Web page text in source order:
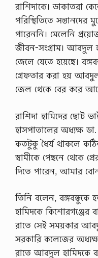
রাশিদাকে। ডাকাতরা
পরিস্থিতিতে
পারেননি। মেলেনি
জীবন-সংগ্রাম। আবদুল
জেলে যেতে হয়েছে।
গ্রেফতার করা হয়
জেল থেকে বের করে
রাশিদা হামিদের ছোট
হাসপাতালের অধ্যক্ষ
কতটুকু ধৈর্য থাকলে
স্বামীকে পেছনে থেকে
দিতে পারেন, আমার
তিনি বলেন, বঙ্গবন্ধুকে
হামিদকে কিশোরগঞ্জের
রাতে সেই সময়কার
সরকারি কলেজের
রাতে আবদুল হামিদকে